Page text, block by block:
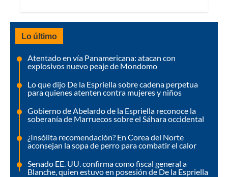
Lo último
Atentado en vía Panamericana: atacan con
explosivos nuevo peaje de Mondomo
Lo que dijo De la Espriella sobre cadena perpetua
para quienes atenten contra mujeres y niños
Gobierno de Abelardo de la Espriella reconoce la
soberanía de Marruecos sobre el Sáhara occidental
¿Insólita recomendación? En Corea del Norte
aconsejan la sopa de perro para combatir el calor
Senado EE. UU. confirma como fiscal general a
Blanche, quien estuvo en posesión de De la Espriella